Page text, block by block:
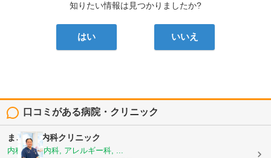
知りたい情報は見つかりましたか?
はい いいえ
口コミがある病院・クリニック
まごころ内科クリニック
内科, 神経内科, アレルギー科, ...